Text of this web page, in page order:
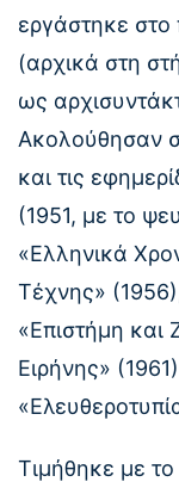
εργάστηκε στο
(αρχικά στη
ως
Ακολούθησαν
και τις
(1951, με το
«Ελληνικά
Τέχνης»
«Επιστήμη και
Ειρήνης»
Τιμήθηκε με